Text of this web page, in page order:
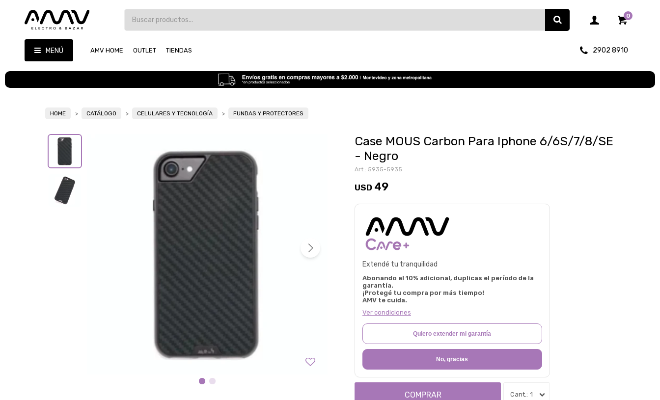
MENÚ AMV HOME OUTLET TIENDAS 2902 8910
0
HOME CATÁLOGO CELULARES Y TECNOLOGÍA FUNDAS Y PROTECTORES
Case MOUS Carbon Para Iphone 6/6S/7/8/SE
- Negro
5935-5935
USD 49
Extendé tu tranquilidad
Abonando el 10% adicional, duplicas el período de la
garantía.
¡Protegé tu compra por más tiempo!
AMV te cuida.
Ver condiciones
Quiero extender mi garantía
No, gracias
1
COMPRAR